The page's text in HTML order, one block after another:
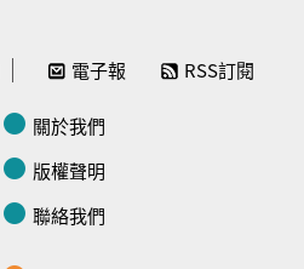
電子報 RSS訂閱
關於我們
版權聲明
聯絡我們